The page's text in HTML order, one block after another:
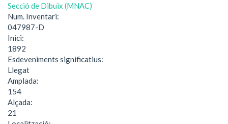
Secció de Dibuix (MNAC)
Num. Inventari:
047987-D
Inici:
1892
Esdeveniments significatius:
Llegat
Amplada:
154
Alçada:
21